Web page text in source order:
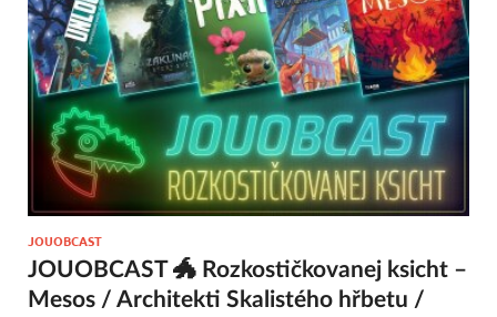
JOUOBCAST
JOUOBCAST 🐲 Rozkostičkovanej ksicht –
Mesos / Architekti Skalistého hřbetu /